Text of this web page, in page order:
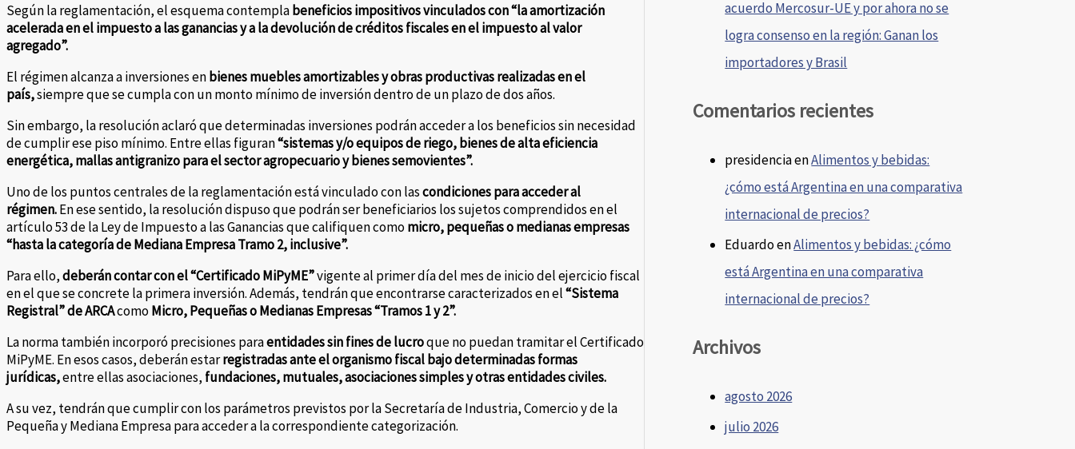
Según la reglamentación, el esquema contemplabeneficios impositivos vinculados con “la amortización
acelerada en el impuesto a las ganancias y a la devolución de créditos fiscales en el impuesto al valor
agregado”.
El régimen alcanza a inversiones enbienes muebles amortizables y obras productivas realizadas en el
país,siempre que se cumpla con un monto mínimo de inversión dentro de un plazo de dos años.
Sin embargo, la resolución aclaró que determinadas inversiones podrán acceder a los beneficios sin necesidad
de cumplir ese piso mínimo. Entre ellas figuran“sistemas y/o equipos de riego, bienes de alta eficiencia
energética, mallas antigranizo para el sector agropecuario y bienes semovientes”.
Uno de los puntos centrales de la reglamentación está vinculado con lascondiciones para acceder al
régimen.En ese sentido, la resolución dispuso que podrán ser beneficiarios los sujetos comprendidos en el
artículo 53 de la Ley de Impuesto a las Ganancias que califiquen comomicro, pequeñas o medianas empresas
“hasta la categoría de Mediana Empresa Tramo 2, inclusive”.
Para ello,deberán contar con el “Certificado MiPyME”vigente al primer día del mes de inicio del ejercicio fiscal
en el que se concrete la primera inversión. Además, tendrán que encontrarse caracterizados en el“Sistema
Registral” de ARCAcomoMicro, Pequeñas o Medianas Empresas “Tramos 1 y 2”.
La norma también incorporó precisiones paraentidades sin fines de lucroque no puedan tramitar el Certificado
MiPyME. En esos casos, deberán estarregistradas ante el organismo fiscal bajo determinadas formas
jurídicas,entre ellas asociaciones, fundaciones, mutuales, asociaciones simples y otras entidades civiles.
A su vez, tendrán que cumplir con los parámetros previstos por la Secretaría de Industria, Comercio y de la
Pequeña y Mediana Empresa para acceder a la correspondiente categorización.
acuerdo Mercosur-UE y por ahora no se
logra consenso en la región: Ganan los
importadores y Brasil
Comentarios recientes
presidenciaenAlimentos y bebidas:
¿cómo está Argentina en una comparativa
internacional de precios?
EduardoenAlimentos y bebidas: ¿cómo
está Argentina en una comparativa
internacional de precios?
Archivos
agosto 2026
julio 2026